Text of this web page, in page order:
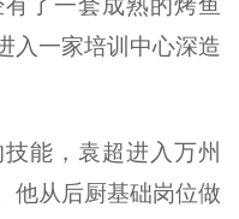
入一家培训中心深造
能，袁超进入万州
他从后厨基础岗位做